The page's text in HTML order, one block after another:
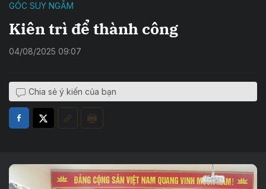
GÓC SUY NGẪM
Kiên trì để thành công
04/08/2025 09:07
Chia sẻ ý kiến của bạn